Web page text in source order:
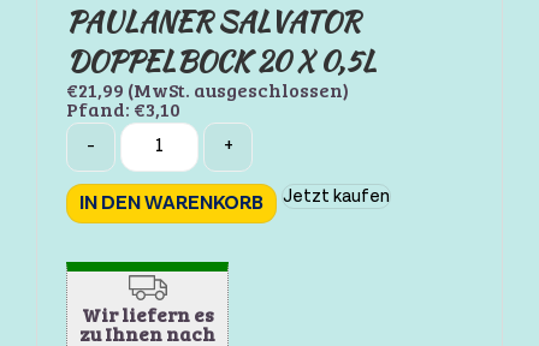
PAULANER SALVATOR
DOPPELBOCK 20 X 0,5L
€21,99 (MwSt. ausgeschlossen)
Pfand:€3,10
Quantity
- +
IN DEN WARENKORB Jetzt kaufen
Wir liefern es
zu Ihnen nach